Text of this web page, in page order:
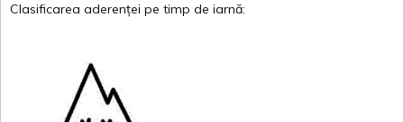
Clasificarea aderenței pe timp de iarnă: